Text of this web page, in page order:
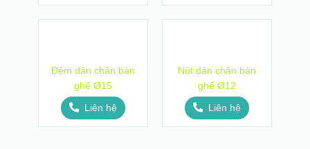
Đệm dán chân bàn
ghế Ø15
Liên hệ
Nút dán chân bàn
ghế Ø12
Liên hệ